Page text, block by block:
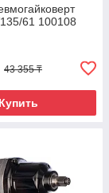
61 100108
43 355 ₸
Купить